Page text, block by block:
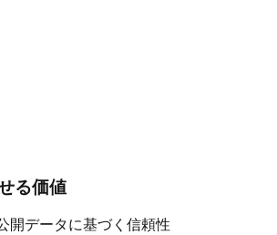
る価値
開データに基づく信頼性